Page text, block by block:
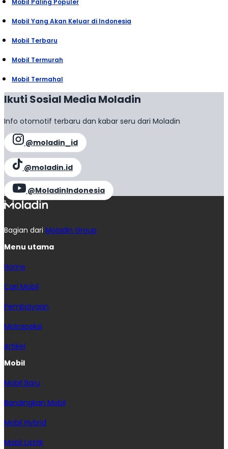
Mobil Paling Populer
Mobil Yang Akan Keluar di Indonesia
Mobil Terbaru
Mobil Termurah
Mobil Termahal
Ikuti Sosial Media Moladin
Info otomotif terbaru dan kabar seru dari Moladin
@moladin_id
@moladin.id
@MoladinIndonesia
Bagian dari Moladin Group
Menu utama
Home
Cari Mobil
Pembiayaan
MoInspeksi
Artikel
Mobil
Mobil Baru
Bandingkan Mobil
Mobil Hybrid
Mobil Listrik